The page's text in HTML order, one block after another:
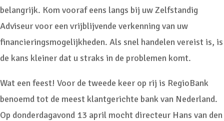
belangrijk. Kom vooraf eens langs bij uw Zelfstandig
Adviseur voor een vrijblijvende verkenning van uw
financieringsmogelijkheden. Als snel handelen vereist is, is
de kans kleiner dat u straks in de problemen komt.
Wat een feest! Voor de tweede keer op rij is RegioBank
benoemd tot de meest klantgerichte bank van Nederland.
Op donderdagavond 13 april mocht directeur Hans van den